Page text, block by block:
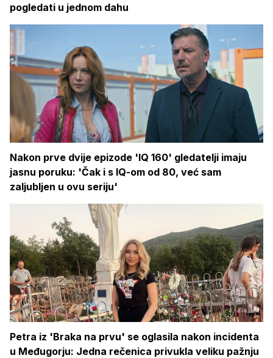
pogledati u jednom dahu
Nakon prve dvije epizode 'IQ 160' gledatelji imaju
jasnu poruku: 'Čak i s IQ-om od 80, već sam
zaljubljen u ovu seriju'
Petra iz 'Braka na prvu' se oglasila nakon incidenta
u Međugorju: Jedna rečenica privukla veliku pažnju